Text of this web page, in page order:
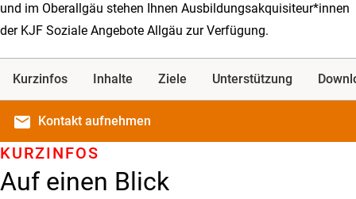
und im Oberallgäu stehen Ihnen Ausbildungsakquisiteur*innen
der KJF Soziale Angebote Allgäu zur Verfügung.
Kurzinfos Inhalte Ziele Unterstützung
email Kontakt aufnehmen
Auf einen Blick
KURZINFOS